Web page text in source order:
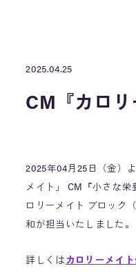
2025.04.25
CM『カロ
2025年04月25日（金）
メイト」 CM『小さな
ロリーメイト ブロック
和が担当いたしました。
詳しくはカロリーメイ